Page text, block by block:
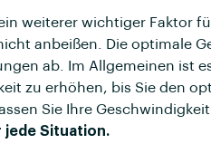
weiterer wichtiger Faktor
anbeißen. Die optimale
ab. Im Allgemeinen ist
zu erhöhen, bis Sie den
Sie Ihre
Situation.